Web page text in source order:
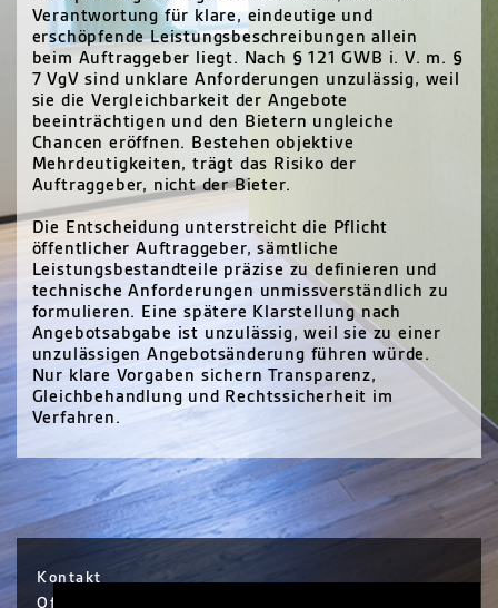
Verantwortung für klare, eindeutige und
erschöpfende Leistungsbeschreibungen allein
beim Auftraggeber liegt. Nach § 121 GWB i. V. m. §
7 VgV sind unklare Anforderungen unzulässig, weil
sie die Vergleichbarkeit der Angebote
beeinträchtigen und den Bietern ungleiche
Chancen eröffnen. Bestehen objektive
Mehrdeutigkeiten, trägt das Risiko der
Auftraggeber, nicht der Bieter.
Die Entscheidung unterstreicht die Pflicht
öffentlicher Auftraggeber, sämtliche
Leistungsbestandteile präzise zu definieren und
technische Anforderungen unmissverständlich zu
formulieren. Eine spätere Klarstellung nach
Angebotsabgabe ist unzulässig, weil sie zu einer
unzulässigen Angebotsänderung führen würde.
Nur klare Vorgaben sichern Transparenz,
Gleichbehandlung und Rechtssicherheit im
Verfahren.
Kontakt
Office Hanau / Sophie Scholl Platz 6 / Hanau